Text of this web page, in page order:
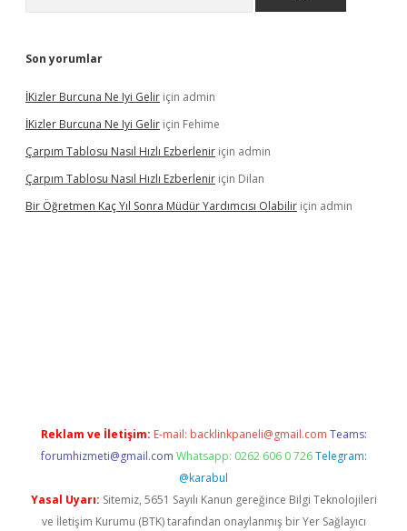
Son yorumlar
İKizler Burcuna Ne Iyi Gelir için admin
İKizler Burcuna Ne Iyi Gelir için Fehime
Çarpım Tablosu Nasıl Hızlı Ezberlenir için admin
Çarpım Tablosu Nasıl Hızlı Ezberlenir için Dilan
Bir Öğretmen Kaç Yıl Sonra Müdür Yardımcısı Olabilir için admin
Reklam ve İletişim: E-mail: backlinkpaneli@gmail.com Teams:
forumhizmeti@gmail.com Whatsapp: 0262 606 0 726 Telegram:
@karabul
Yasal Uyarı: Sitemiz, 5651 Sayılı Kanun gereğince Bilgi Teknolojileri
ve İletişim Kurumu (BTK) tarafından onaylanmış bir Yer Sağlayıcı